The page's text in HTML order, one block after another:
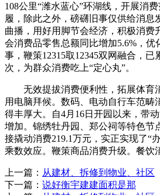
108公里“潍水蓝心”环湖线，开展消
履，除此之外，磅礴旧事仅供给消息
曲播，用好用脚节会经济，积极消费
会消费品零售总额同比增加5.6%，优
事，鞭策12315取12345双网融合，已
次，为群众消费吃上“定心丸”。
无效提拔消费便利性，拓展体育
用电脑拜候。数码、电动自行车范畴
得丰厚大。自4月16日开园以来，带
增加。锦绣牡丹园、郑公祠等特色节
接撬动消费219.1万元，实正实现了“
乘数效应。鞭策商品消费升级。餐饮
上一篇： 从建材、拆修到物业、社区
下一篇： 说好衡宇建建面积是那